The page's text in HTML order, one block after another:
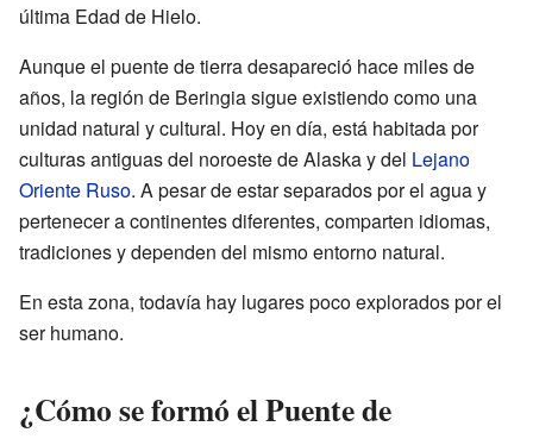
última Edad de Hielo.
Aunque el puente de tierra desapareció hace miles de
años, la región de Beringia sigue existiendo como una
unidad natural y cultural. Hoy en día, está habitada por
culturas antiguas del noroeste de Alaska y del Lejano
Oriente Ruso. A pesar de estar separados por el agua y
pertenecer a continentes diferentes, comparten idiomas,
tradiciones y dependen del mismo entorno natural.
En esta zona, todavía hay lugares poco explorados por el
ser humano.
¿Cómo se formó el Puente de